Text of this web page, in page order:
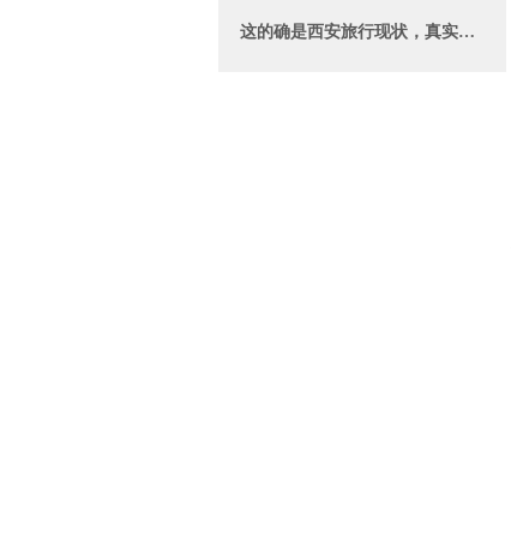
这的确是西安旅行现状，真实感受